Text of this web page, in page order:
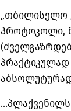
„თბილისელო
პროტოკოლი,
პრაქტიკულად
…პლაქვენილს